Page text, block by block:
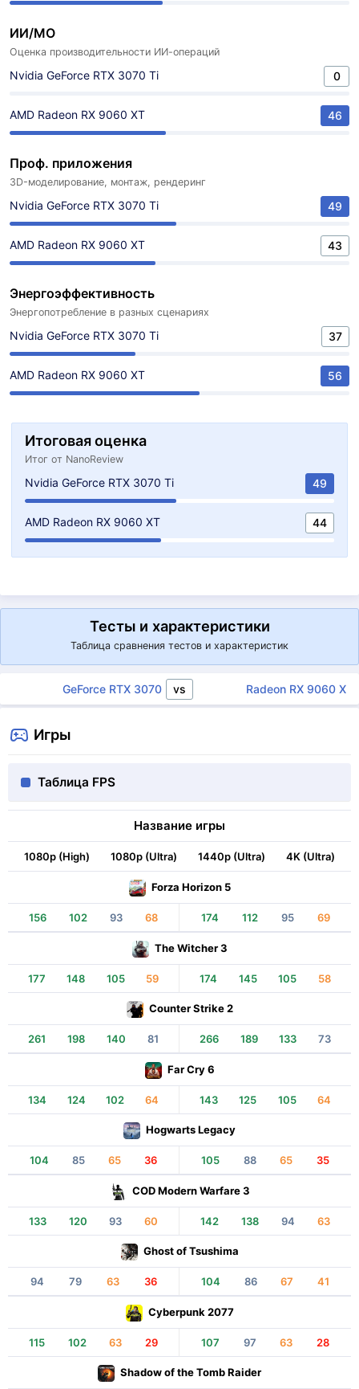
ИИ/МО
Оценка производительности ИИ-операций
Nvidia GeForce RTX 3070 Ti 0
AMD Radeon RX 9060 XT 46
Проф. приложения
3D-моделирование, монтаж, рендеринг
Nvidia GeForce RTX 3070 Ti 49
AMD Radeon RX 9060 XT 43
Энергоэффективность
Энергопотребление в разных сценариях
Nvidia GeForce RTX 3070 Ti 37
AMD Radeon RX 9060 XT 56
Итоговая оценка
Итог от NanoReview
Nvidia GeForce RTX 3070 Ti 49
AMD Radeon RX 9060 XT 44
Тесты и характеристики
Таблица сравнения тестов и характеристик
GeForce RTX 3070 Ti vs Radeon RX 9060 XT
Игры
Таблица FPS
Название игры
1080p (High) 1080p (Ultra) 1440p (Ultra) 4K (Ultra)
Forza Horizon 5
156 102 93 68 174 112 95 69
The Witcher 3
177 148 105 59 174 145 105 58
Counter Strike 2
261 198 140 81 266 189 133 73
Far Cry 6
134 124 102 64 143 125 105 64
Hogwarts Legacy
104 85 65 36 105 88 65 35
COD Modern Warfare 3
133 120 93 60 142 138 94 63
Ghost of Tsushima
94 79 63 36 104 86 67 41
Cyberpunk 2077
115 102 63 29 107 97 63 28
Shadow of the Tomb Raider